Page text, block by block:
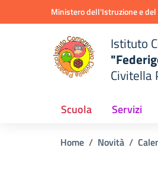
Vai ai contenuti
Vai al menu di navigazione
Ministero dell'Istruzione e
Istituto
Civitella
Scuola Servizi
Home Novità